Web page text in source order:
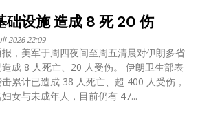
础设施 造成 8 死 20 伤
2026 22:09
，美军于周四夜间至周五清晨对伊朗多省
死亡、20 人受伤。 伊朗卫生部表
累计已造成 38 人死亡、超 400 人受伤，
女与未成年人，目前仍有 47...